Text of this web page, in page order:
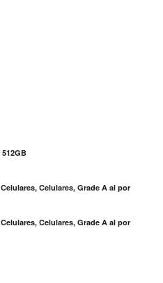
Celulares, Grade A al por
Celulares, Grade A al por